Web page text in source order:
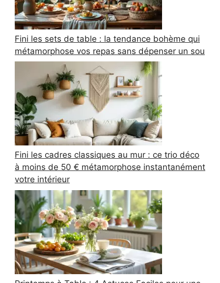
Fini les sets de table : la tendance bohème qui
métamorphose vos repas sans dépenser un sou
Fini les cadres classiques au mur : ce trio déco
à moins de 50 € métamorphose instantanément
votre intérieur